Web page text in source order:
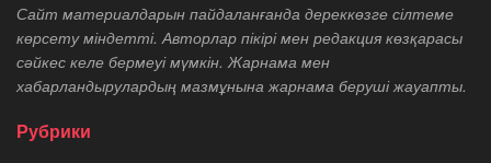
Сайт материалдарын пайдаланғанда дереккөзге сілтеме
көрсету міндетті. Авторлар пікірі мен редакция көзқарасы
сәйкес келе бермеуі мүмкін. Жарнама мен
хабарландырулардың мазмұнына жарнама беруші жауапты.
Рубрики